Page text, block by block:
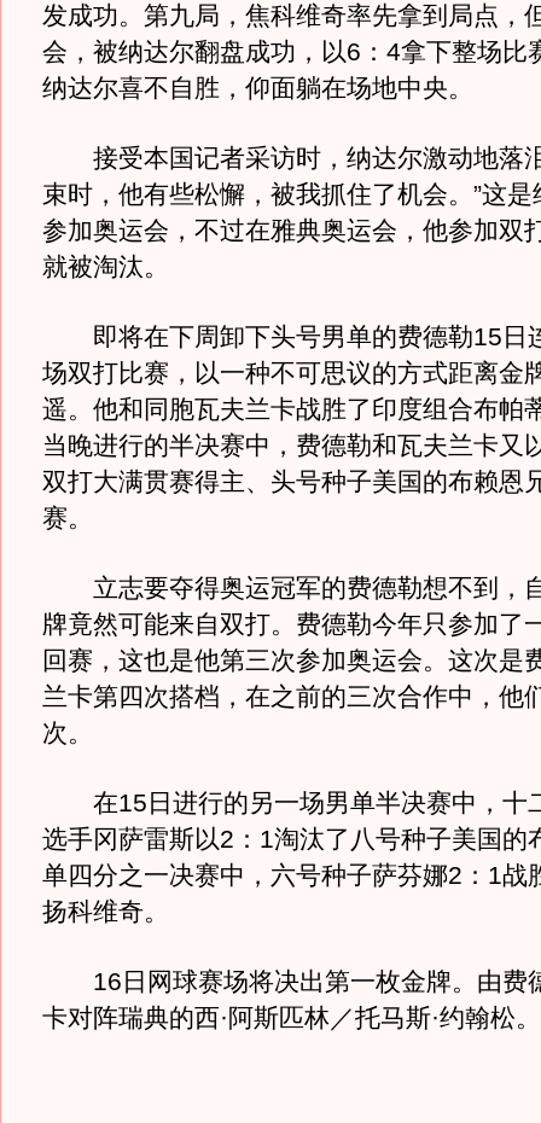
发成功。第九局，焦科维奇率先拿到局点，
会，被纳达尔翻盘成功，以6：4拿下整场比
纳达尔喜不自胜，仰面躺在场地中央。
接受本国记者采访时，纳达尔激动地落
束时，他有些松懈，被我抓住了机会。”这
参加奥运会，不过在雅典奥运会，他参加双
就被淘汰。
即将在下周卸下头号男单的费德勒15日
场双打比赛，以一种不可思议的方式距离金
遥。他和同胞瓦夫兰卡战胜了印度组合布帕
当晚进行的半决赛中，费德勒和瓦夫兰卡又
双打大满贯赛得主、头号种子美国的布赖恩
赛。
立志要夺得奥运冠军的费德勒想不到，
牌竟然可能来自双打。费德勒今年只参加了
回赛，这也是他第三次参加奥运会。这次是
兰卡第四次搭档，在之前的三次合作中，他
次。
在15日进行的另一场男单半决赛中，十
选手冈萨雷斯以2：1淘汰了八号种子美国的
单四分之一决赛中，六号种子萨芬娜2：1战
扬科维奇。
16日网球赛场将决出第一枚金牌。由费
卡对阵瑞典的西·阿斯匹林／托马斯·约翰松。